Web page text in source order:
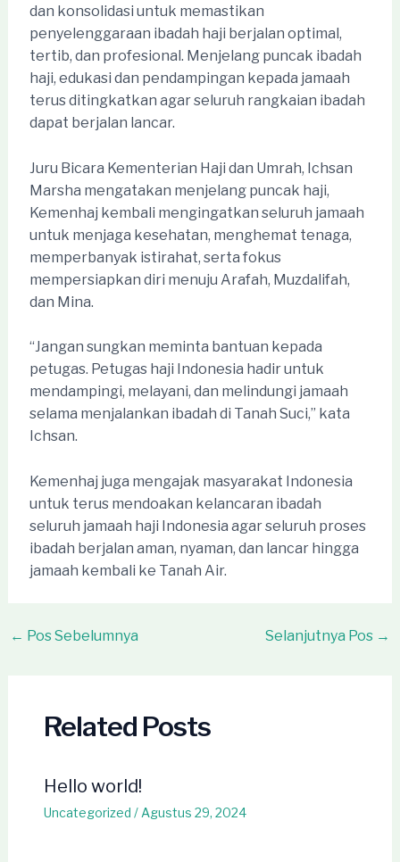
dan konsolidasi untuk memastikan
penyelenggaraan ibadah haji berjalan optimal,
tertib, dan profesional. Menjelang puncak ibadah
haji, edukasi dan pendampingan kepada jamaah
terus ditingkatkan agar seluruh rangkaian ibadah
dapat berjalan lancar.
Juru Bicara Kementerian Haji dan Umrah, Ichsan
Marsha mengatakan menjelang puncak haji,
Kemenhaj kembali mengingatkan seluruh jamaah
untuk menjaga kesehatan, menghemat tenaga,
memperbanyak istirahat, serta fokus
mempersiapkan diri menuju Arafah, Muzdalifah,
dan Mina.
“Jangan sungkan meminta bantuan kepada
petugas. Petugas haji Indonesia hadir untuk
mendampingi, melayani, dan melindungi jamaah
selama menjalankan ibadah di Tanah Suci,” kata
Ichsan.
Kemenhaj juga mengajak masyarakat Indonesia
untuk terus mendoakan kelancaran ibadah
seluruh jamaah haji Indonesia agar seluruh proses
ibadah berjalan aman, nyaman, dan lancar hingga
jamaah kembali ke Tanah Air.
Post
← Pos Sebelumnya Selanjutnya Pos →
Related Posts
Hello world!
Uncategorized / Agustus 29, 2024